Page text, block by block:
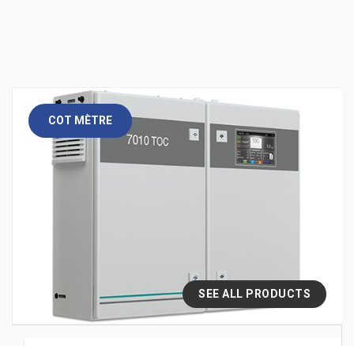
COT MÈTRE
SEE ALL PRODUCTS